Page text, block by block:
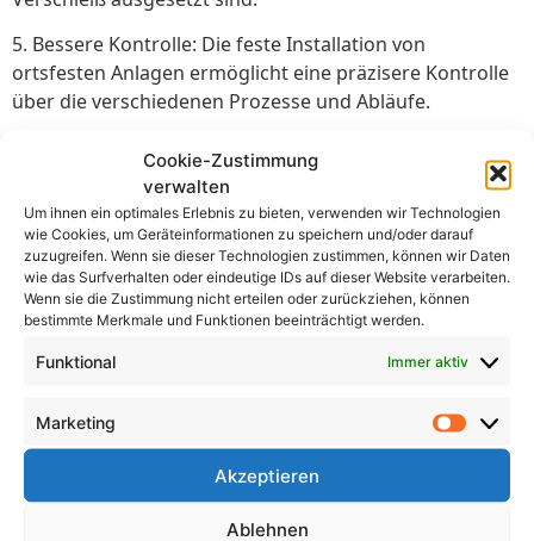
Cookie-Zustimmung
verwalten
Um ihnen ein optimales Erlebnis zu bieten, verwenden wir Technologien
wie Cookies, um Geräteinformationen zu speichern und/oder darauf
zuzugreifen. Wenn sie dieser Technologien zustimmen, können wir Daten
wie das Surfverhalten oder eindeutige IDs auf dieser Website verarbeiten.
Wenn sie die Zustimmung nicht erteilen oder zurückziehen, können
bestimmte Merkmale und Funktionen beeinträchtigt werden.
Funktional Immer aktiv
Marketing
Akzeptieren
Ablehnen
5. Bessere Kontrolle: Die feste Installation von
ortsfesten Anlagen ermöglicht eine präzisere Kontrolle
über die verschiedenen Prozesse und Abläufe.
Wartung und Sicherheit von
ortsfesten Anlagen
Die regelmäßige Wartung und Sicherheit von ortsfesten
Anlagen ist von großer Bedeutung, um eine
reibungslose und sichere Betriebsführung zu
gewährleisten. Hier sind einige Tipps zur Wartung und
Sicherheit von ortsfesten Anlagen:
Inspektionen durch, um potenzielle Probleme frühzeitig
zu erkennen und zu beheben. Überprüfen Sie
Maschinen, Rohrleitungen, elektrische Systeme und
andere wichtige Komponenten.